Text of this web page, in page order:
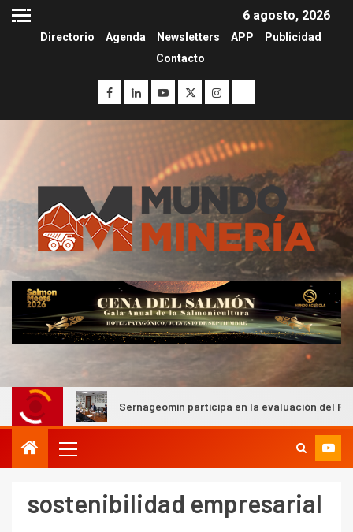
6 agosto, 2026
Directorio Agenda Newsletters APP
Publicidad
Contacto
Sernageomin participa en la evaluación del Premio John T.
sostenibilidad empresarial